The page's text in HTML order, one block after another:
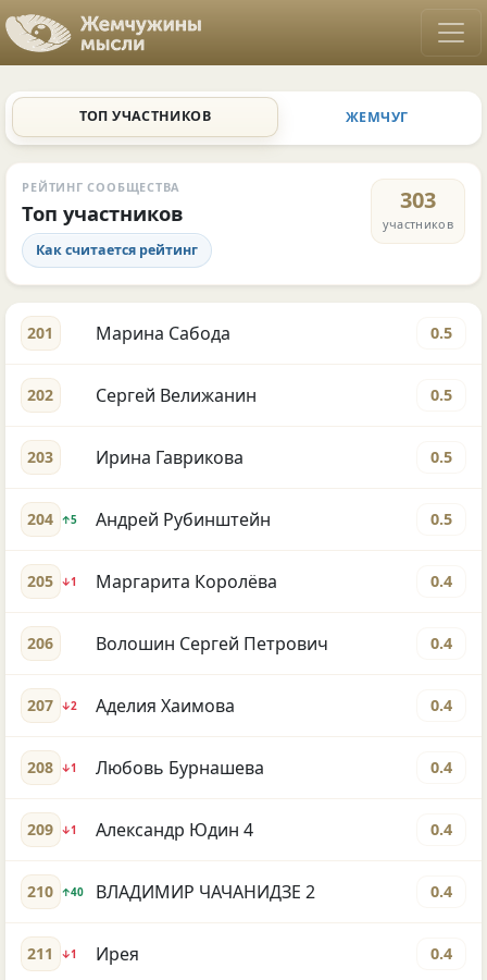
ТОП УЧАСТНИКОВ ЖЕМЧУГ
РЕЙТИНГ СООБЩЕСТВА
Топ участников
Как считается рейтинг
303
участников
201 Марина Сабода 0.5
202 Сергей Велижанин 0.5
203 Ирина Гаврикова 0.5
204 ↑5 Андрей Рубинштейн 0.5
205 ↓1 Маргарита Королёва 0.4
206 Волошин Сергей Петрович 0.4
207 ↓2 Аделия Хаимова 0.4
208 ↓1 Любовь Бурнашева 0.4
209 ↓1 Александр Юдин 4 0.4
210 ↑40 ВЛАДИМИР ЧАЧАНИДЗЕ 2 0.4
211 ↓1 Ирея 0.4